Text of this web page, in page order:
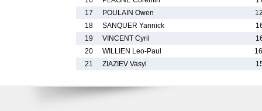
17
POULAIN Owen
18
SANQUER Yannick
19
VINCENT Cyril
20
WILLIEN Leo-Paul
21
ZIAZIEV Vasyl